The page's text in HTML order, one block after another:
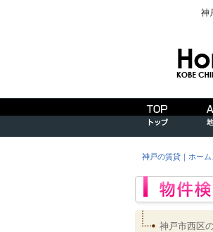
神
神戸の賃貸｜ホー
神戸市西区